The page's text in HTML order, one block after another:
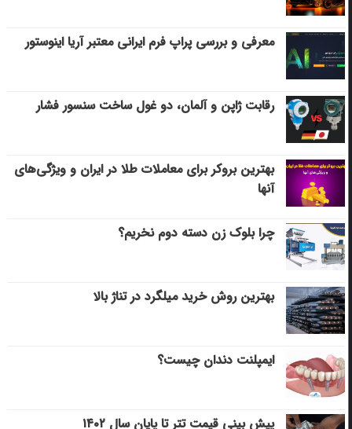
معرفی و بررسی پراپ فرم ایرانی معتبر آریا اینوستور
رقابت ژاپن و آلمان، دو غول ساخت سنسور فشار
بهترین بروکر برای معاملات طلا در ایران و ویژگی‌های
آنها
چرا بلوک زن دسته دوم نخریم؟
بهترین روش خرید میلگرد در تناژ بالا
ایمپلنت دندان چیست؟
پیش بینی قیمت تتر تا پایان سال ۱۴۰۲